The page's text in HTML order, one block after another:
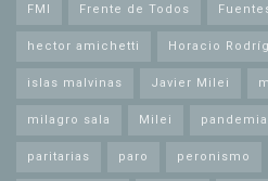
FMI Frente de Todos
hector amichetti Horacio
islas malvinas Javier Milei
milagro sala Milei pandemia
paritarias paro peronismo